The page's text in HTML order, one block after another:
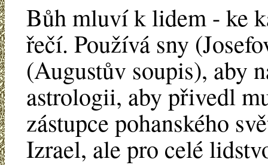
Bůh mluví k lidem - ke
řečí. Používá sny
(Augustův soupis), aby
astrologii, aby přivedl
zástupce pohanského
Izrael, ale pro celé